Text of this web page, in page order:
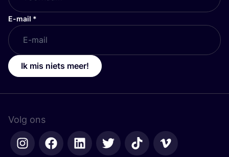
E-mail *
Ik mis niets meer!
Volg ons